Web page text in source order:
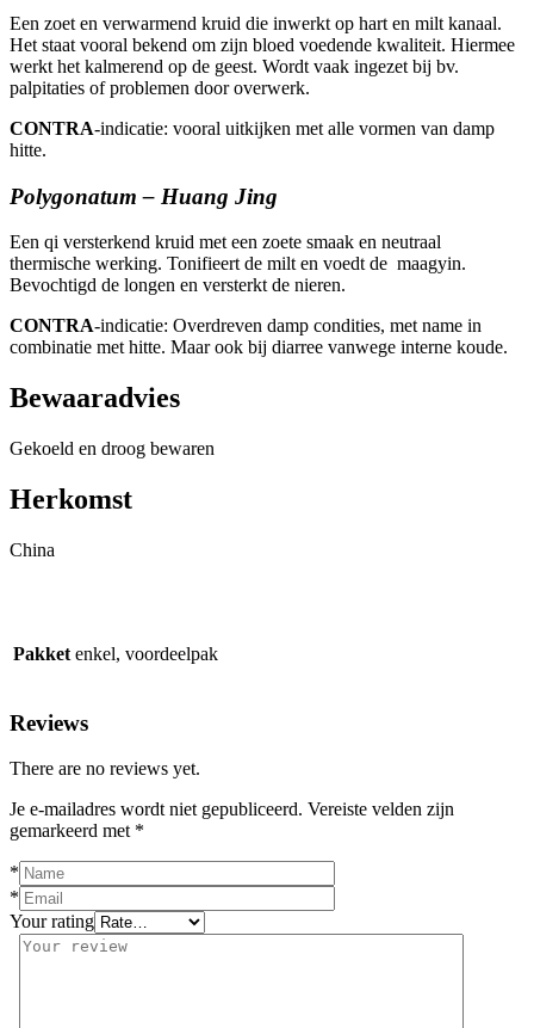
Een zoet en verwarmend kruid die inwerkt op hart en milt kanaal.
Het staat vooral bekend om zijn bloed voedende kwaliteit. Hiermee
werkt het kalmerend op de geest. Wordt vaak ingezet bij bv.
palpitaties of problemen door overwerk.
CONTRA-indicatie: vooral uitkijken met alle vormen van damp
hitte.
Polygonatum – Huang Jing
Een qi versterkend kruid met een zoete smaak en neutraal
thermische werking. Tonifieert de milt en voedt de maagyin.
Bevochtigd de longen en versterkt de nieren.
CONTRA-indicatie: Overdreven damp condities, met name in
combinatie met hitte. Maar ook bij diarree vanwege interne koude.
Bewaaradvies
Gekoeld en droog bewaren
Herkomst
China
Pakket enkel, voordeelpak
Reviews
There are no reviews yet.
Je e-mailadres wordt niet gepubliceerd. Vereiste velden zijn
gemarkeerd met *
*
*
Your rating